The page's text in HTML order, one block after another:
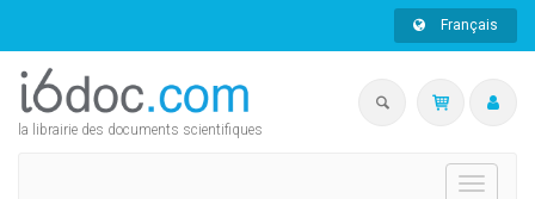
Français
la librairie des documents scientifiques
Toggle